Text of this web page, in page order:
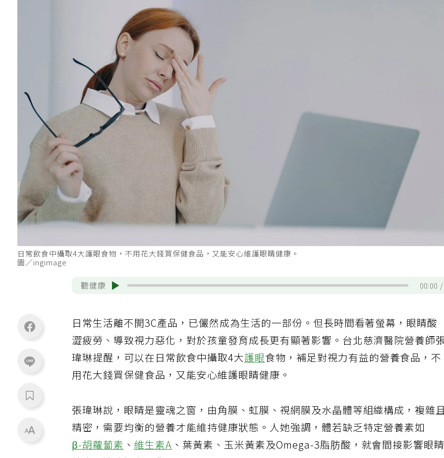
日常飲食中攝取4大護眼食物，不用花大錢買保健食品，又能安心維護眼睛健康。
圖／ingimage
聽健康 00:00
日常生活離不開3C產品，已儼然成為生活的一部份。但長時間看著螢幕，眼睛酸
澀疲勞、導致視力惡化，對於孩童發育成長更有顯著影響。台北慈濟醫院營養師
瑋琳提醒，可以在日常飲食中攝取4大護眼食物，補足對視力有益的營養食品，不
用花大錢買保健食品，又能安心維護眼睛健康。
張瑋琳說，眼睛是靈魂之窗，由角膜、虹膜、視網膜及水晶體等組織構成，複雜
精密，需要均衡的營養才能維持健康狀態。人她強調，體若缺乏特定營養素如
β-胡蘿蔔素 、維生素A 、葉黃素、玉米黃素及Omega-3脂肪酸，就會間接影響眼睛